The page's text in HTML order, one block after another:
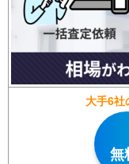
大手6社
無